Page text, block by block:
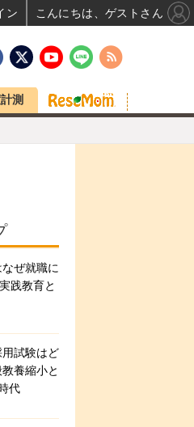
測
ぜ就職に
践教育と
用試験はど
養縮小と
代
ン こんにちは、ゲストさん